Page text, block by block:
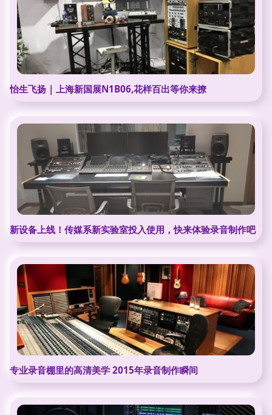
怡生飞扬 | 上海新国展N1B06,花样百出等你来撩
新设备上线！传媒系新实验室投入使用，快来体验录音制作吧
专业录音棚里的高清美学 2015年录音制作瞬间